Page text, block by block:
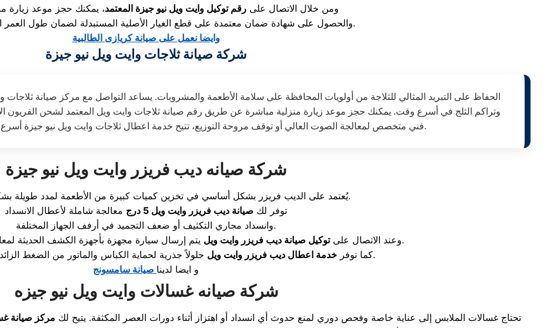
ومن خلال الاتصال علىرقم توكيل وايت ويل نيو جيزة المعتمد، يمكنك حجز موعد زيارة
والحصول على شهادة ضمان معتمدة على قطع الغيار الأصلية المستبدلة لضمان طول العمر الافتراضي للجهاز.
وايضا نعمل على صيانةكريازى الطالبية
شركة صيانة ثلاجات وايت ويل نيو جيزة
الحفاظ على التبريد المثالي للثلاجة من أولويات المحافظة على سلامة الأطعمة والمشروبات. يساعد التواصل مع مركز صيانة
وتراكم الثلج في أسرع وقت. يمكنك حجز موعد زيارة منزلية مباشرة عن طريق رقم صيانة ثلاجات وايت ويل المعتمد لشحن الفريون
فني متخصص لمعالجة الصوت العالي أو توقف مروحة التوزيع، تتيح خدمة اعطال ثلاجات وايت ويل نيو جيزة أسرع استجابة لتلبية طلبات التصلح المنزلي.
شركة صيانه ديب فريزر وايت ويل نيو جيزة
يُعتمد على الديب فريزر بشكل أساسي في تخزين كميات كبيرة من الأطعمة لمدد طويلة بشكل آمن وصحي.
توفر لك صيانة ديب فريزر وايت ويل 5 درج
معالجة شاملة لأعطال الانسداد
وانسداد مجاري التكثيف أو ضعف التجميد في أرفف الجهاز المختلفة.
وعند الاتصال علىتوكيل صيانة ديب فريزر وايت ويل
يتم إرسال سيارة مجهزة بأجهزة الكشف الحديثة لمعالجة الأعطال فوراً في الموقع.
كما توفر خدمة اعطال ديب فريزر وايت ويل
حلولاً جذرية لحماية الكباس والماتور من الضغط الزائد وضمان توفير الطاقة.
و ايضا لدينا صيانة سامسونج
شركة صيانه غسالات وايت ويل نيو جيزه
تحتاج غسالات الملابس إلى عناية خاصة وفحص دوري لمنع حدوث أي انسداد أو اهتزاز أثناء دورات العصر المكثفة. يتيح لك مركز صيانة